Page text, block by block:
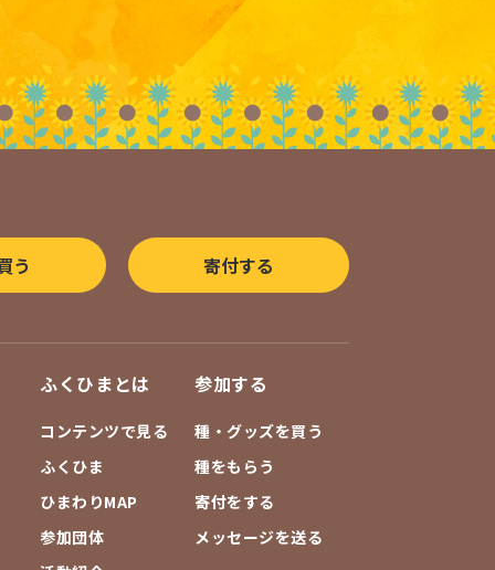
う 寄付する
ふくひまとは
コンテンツで見る
ふくひま
ひまわりMAP
参加団体
参加する
種・グッズを買う
種をもらう
寄付をする
メッセージを送る